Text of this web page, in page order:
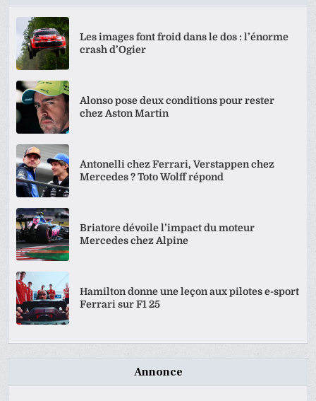
Les images font froid dans le dos : l’énorme
crash d’Ogier
Alonso pose deux conditions pour rester
chez Aston Martin
Antonelli chez Ferrari, Verstappen chez
Mercedes ? Toto Wolff répond
Briatore dévoile l’impact du moteur
Mercedes chez Alpine
Hamilton donne une leçon aux pilotes e-sport
Ferrari sur F1 25
Annonce